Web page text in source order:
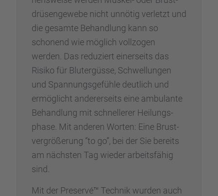
drü­sen­ge­webe nicht unnötig verletzt und
die gesamte Behand­lung kann so
schonend wie möglich vollzo­gen
werden. Das reduziert einer­seits das
Risiko für Blutergüsse, Schwel­lun­gen
und Spannungs­ge­fühle deutlich und
ermög­licht anderer­seits eine ambulante
Behand­lung mit schnel­le­rer Heilungs­
phase. Mit anderen Worten: Eine Brust­
ver­grö­ße­rung “to go”, bei der Sie bereits
am nächs­ten Tag wieder arbeits­fä­hig
sind.
Mit der Preservé™ Technik wurden auch